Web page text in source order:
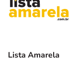
Lista Amarela